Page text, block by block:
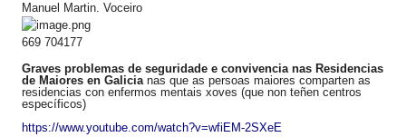
Manuel Martin. Voceiro
669 704177
Graves problemas de seguridade e convivencia nas Residencias
de Maiores en Galicia nas que as persoas maiores comparten as
residencias con enfermos mentais xoves (que non teñen centros
específicos)
https://www.youtube.com/watch?v=wfiEM-2SXeE